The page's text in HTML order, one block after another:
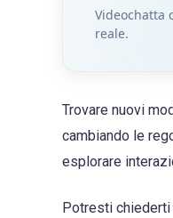
Videochatta
reale.
Trovare nuovi
cambiando le
esplorare
Potresti